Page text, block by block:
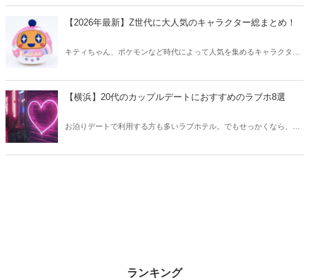
【2026年最新】Z世代に大人気のキャラクター総まとめ！
キティちゃん、ポケモンなど時代によって人気を集めるキャラクター
クしてみましょう。
【横浜】20代のカップルデートにおすすめのラブホ8選
お泊りデートで利用する方も多いラブホテル。でもせっかくなら、キ
ランキング